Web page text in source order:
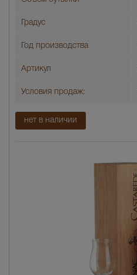
Градус
Год производства
Артикул
Условия продаж:
нет в наличии